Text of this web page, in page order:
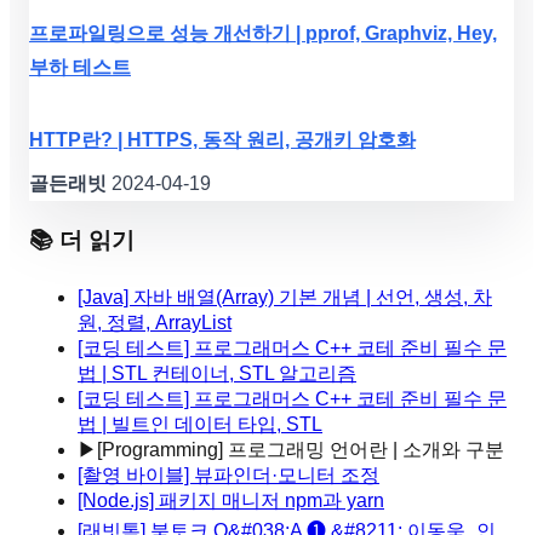
프로파일링으로 성능 개선하기 | pprof, Graphviz, Hey,
부하 테스트
HTTP란? | HTTPS, 동작 원리, 공개키 암호화
골든래빗 2024-04-19
📚 더 읽기
[Java] 자바 배열(Array) 기본 개념 | 선언, 생성, 차
원, 정렬, ArrayList
[코딩 테스트] 프로그래머스 C++ 코테 준비 필수 문
법 | STL 컨테이너, STL 알고리즘
[코딩 테스트] 프로그래머스 C++ 코테 준비 필수 문
법 | 빌트인 데이터 타입, STL
▶ [Programming] 프로그래밍 언어란 | 소개와 구분
[촬영 바이블] 뷰파인더·모니터 조정
[Node.js] 패키지 매니저 npm과 yarn
[래빗톡] 북토크 Q&#038;A ❶ &#8211; 이동욱_인